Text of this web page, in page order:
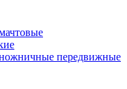
передвижные